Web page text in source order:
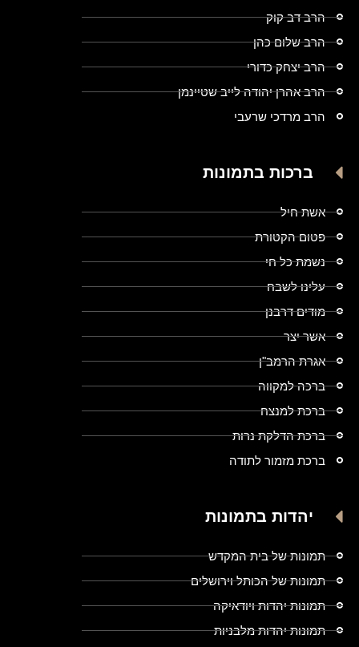
הרב דב קוק
הרב שלום כהן
הרב יצחק כדורי
הרב אהרן יהודה לייב שטיינמן
הרב מרדכי שרעבי
ברכות בתמונות
אשת חיל
פטום הקטורת
נשמת כל חי
עלינו לשבח
מודים דרבנן
אשר יצר
אגרת הרמב"ן
ברכה למקווה
ברכת למנצח
ברכת הדלקת נרות
ברכת מזמור לתודה
יהדות בתמונות
תמונות של בית המקדש
תמונות של הכותל וירושלים
תמונות יהדות ויודאיקה
תמונות יהדות מלבניות